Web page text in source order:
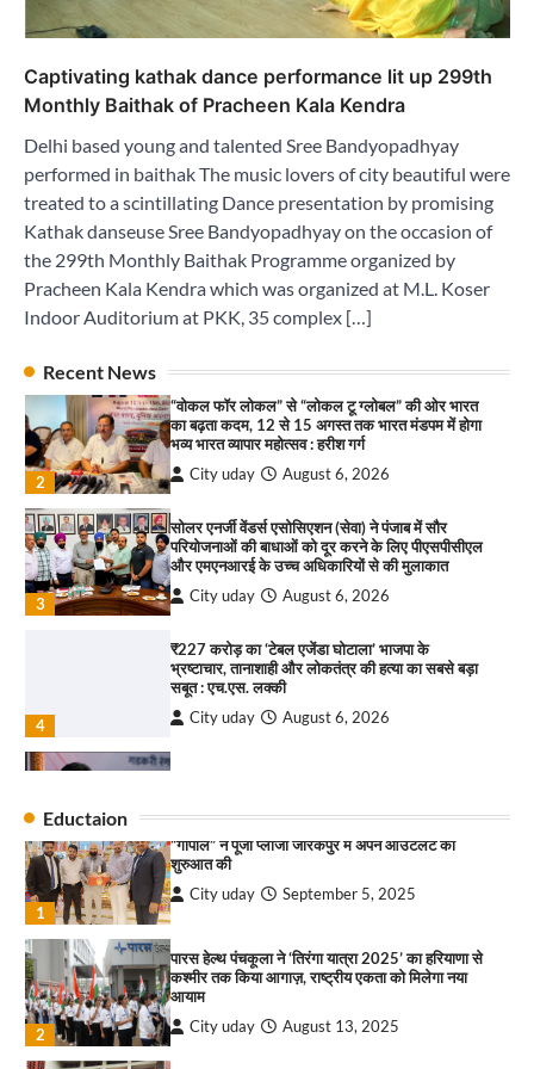
Captivating kathak dance performance lit up 299th
Monthly Baithak of Pracheen Kala Kendra
Delhi based young and talented Sree Bandyopadhyay
performed in baithak The music lovers of city beautiful were
treated to a scintillating Dance presentation by promising
Kathak danseuse Sree Bandyopadhyay on the occasion of
the 299th Monthly Baithak Programme organized by
Pracheen Kala Kendra which was organized at M.L. Koser
Indoor Auditorium at PKK, 35 complex […]
Recent News
3
सोलर एनर्जी वेंडर्स एसोसिएशन (सेवा) ने पंजाब में सौर
और एमएनआरई के उच्च अधिकारियों से की मुलाकात
City uday August 6, 2026
4
₹227 करोड़ का ‘टेबल एजेंडा घोटाला’ भाजपा के
भ्रष्टाचार, तानाशाही और लोकतंत्र की हत्या का सबसे बड़ा
सबूत : एच.एस. लक्की
City uday August 6, 2026
इंडियन नेशनल थियेटर द्वारा 9 अगस्त को होगा ‘वर्षा ऋतु
संगीत संध्या 2026’ का आयोजन
2
“वोकल फॉर लोकल” से “लोकल टू ग्लोबल” की ओर भारत
का बढ़ता कदम, 12 से 15 अगस्त तक भारत मंडपम में होगा
भव्य भारत व्यापार महोत्सव : हरीश गर्ग
City uday August 6, 2026
3
सोलर एनर्जी वेंडर्स एसोसिएशन (सेवा) ने पंजाब में सौर
परियोजनाओं की बाधाओं को दूर करने के लिए पीएसपीसीएल
और एमएनआरई के उच्च अधिकारियों से की मुलाकात
City uday August 6, 2026
4
₹227 करोड़ का ‘टेबल एजेंडा घोटाला’ भाजपा के
भ्रष्टाचार, तानाशाही और लोकतंत्र की हत्या का सबसे बड़ा
सबूत : एच.एस. लक्की
City uday August 6, 2026
1
“वोकल फॉर लोकल” से “लोकल टू ग्लोबल” की ओर भारत
का बढ़ता कदम, 12 से 15 अगस्त तक भारत मंडपम में होगा
City uday August 6, 2026
सोलर एनर्जी वेंडर्स एसोसिएशन (सेवा) ने पंजाब में सौर
परियोजनाओं की बाधाओं को दूर करने के लिए पीएसपीसीएल
Eductaion
2
पारस हेल्थ पंचकूला ने ‘तिरंगा यात्रा 2025’ का हरियाणा से
आयाम
City uday August 13, 2025
3
सरकारी आदर्श उच्च विद्यालय, सैक्टर 34-सी, चण्डीगढ़ में
कार्यक्रम आयोजित
City uday August 6, 2025
राहुल गाँधी ने खाई है वैश्विक मंच पर भारत को कमजोर करने
की कसम: देवशाली
City uday August 6, 2025
1
“गोपाल” ने पूजा प्लाजा जीरकपुर में अपने आउटलेट की
शुरुआत की
City uday September 5, 2025
2
पारस हेल्थ पंचकूला ने ‘तिरंगा यात्रा 2025’ का हरियाणा से
कश्मीर तक किया आगाज़, राष्ट्रीय एकता को मिलेगा नया
आयाम
City uday August 13, 2025